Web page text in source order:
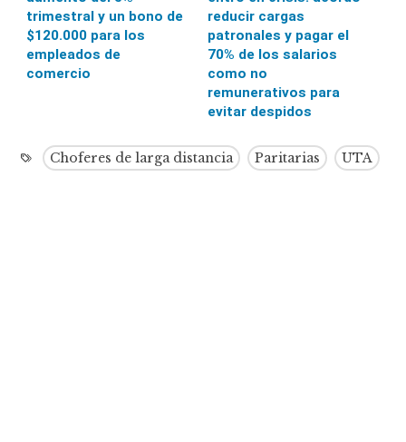
trimestral y un bono de
$120.000 para los
empleados de
comercio
reducir cargas
patronales y pagar el
70% de los salarios
como no
remunerativos para
evitar despidos
Choferes de larga distancia Paritarias UTA